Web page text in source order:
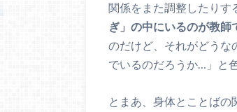
関係をまた調整したりす
ぎ」の中にいるのが教師
のだけど、それがどうな
でいるのだろうか…」と
とまあ、身体とことば